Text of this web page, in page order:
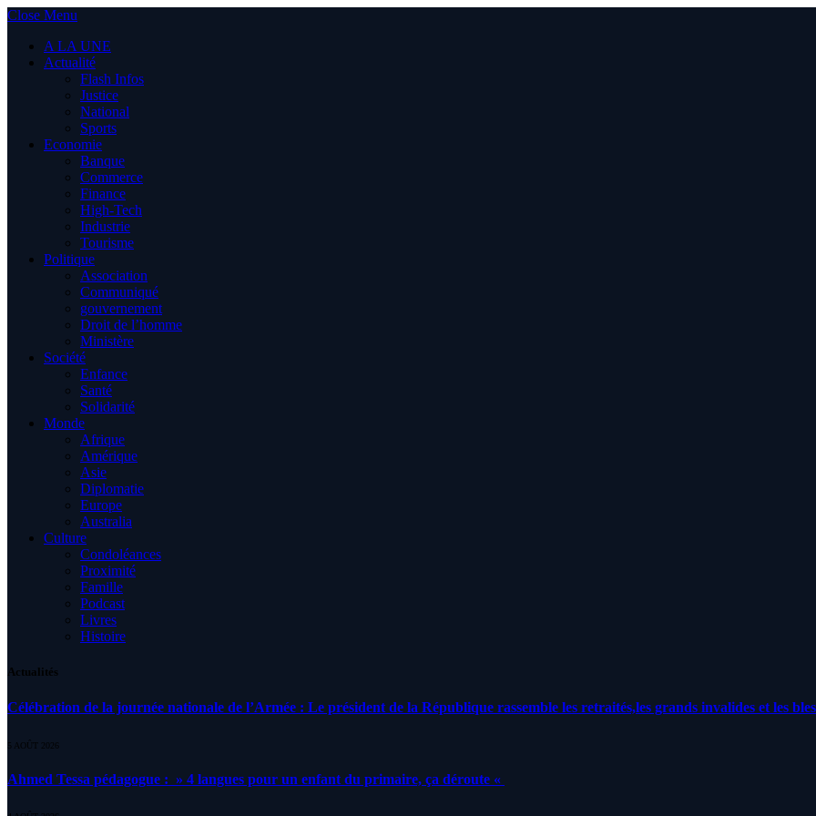
Close Menu
A LA UNE
Actualité
Flash Infos
Justice
National
Sports
Economie
Banque
Commerce
Finance
High-Tech
Industrie
Tourisme
Politique
Association
Communiqué
gouvernement
Droit de l’homme
Ministère
Société
Enfance
Santé
Solidarité
Monde
Afrique
Amérique
Asie
Diplomatie
Europe
Australia
Culture
Condoléances
Proximité
Famille
Podcast
Livres
Histoire
Actualités
Célébration de la journée nationale de l’Armée : Le président de la République rassemble les retraités,les grands invalides et les
5 AOÛT 2026
Ahmed Tessa pédagogue : » 4 langues pour un enfant du primaire, ça déroute «